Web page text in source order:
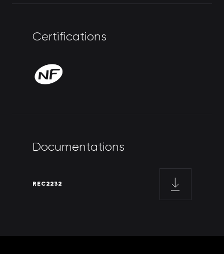
Certifications
Documentations
REC2232